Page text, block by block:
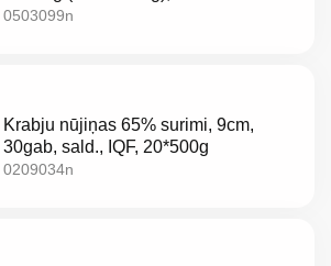
0503099n
Krabju nūjiņas 65% surimi, 9cm,
30gab, sald., IQF, 20*500g
0209034n